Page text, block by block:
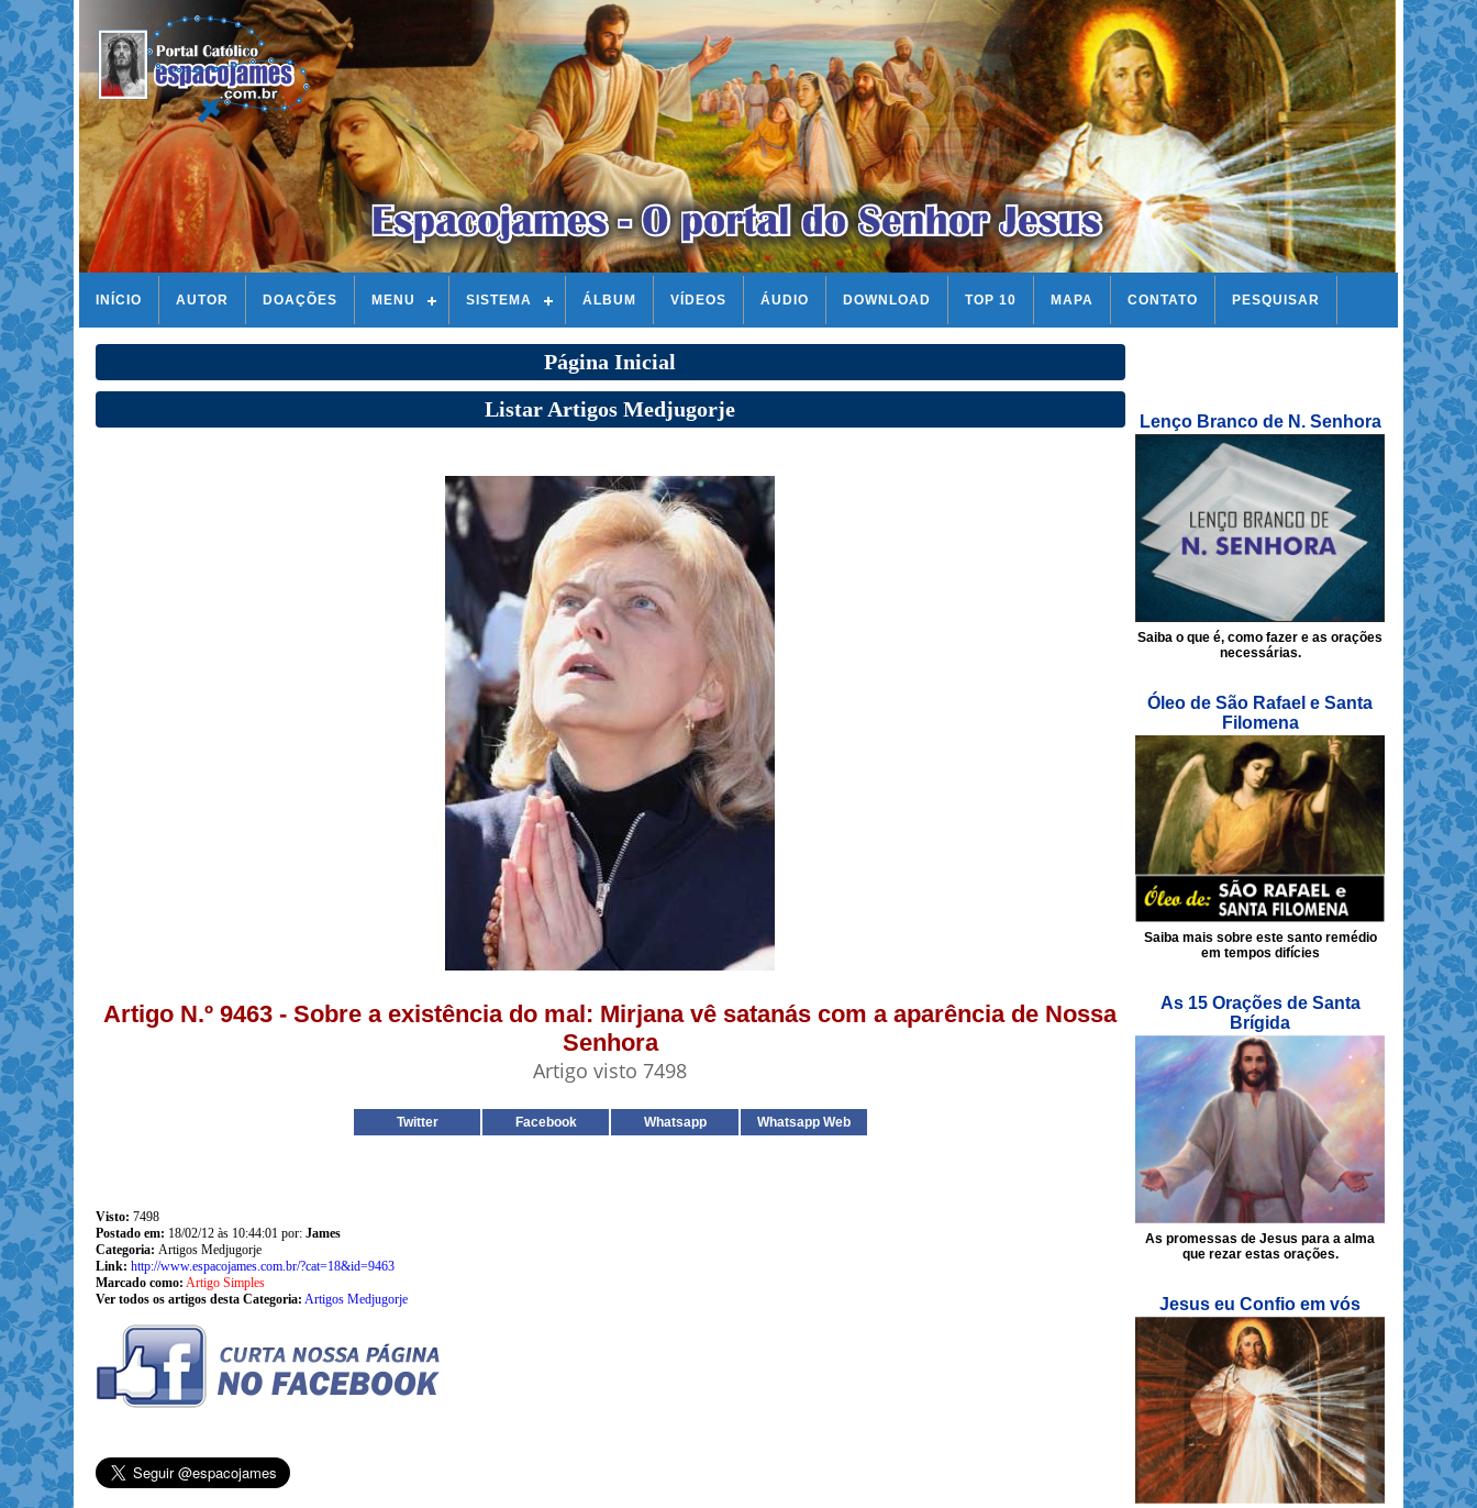
INÍCIO AUTOR DOAÇÕES MENU SISTEMA ÁLBUM VÍDEOS ÁUDIO DOWNLOAD TOP 10 MAPA CONTATO PESQUISAR
Página Inicial
Listar Artigos Medjugorje
Artigo N.º 9463 - Sobre a existência do mal: Mirjana vê satanás com a aparência de Nossa
Senhora
Artigo visto 7498
Twitter Facebook Whatsapp Whatsapp Web
Visto: 7498
Postado em: 18/02/12 às 10:44:01 por: James
Categoria: Artigos Medjugorje
Link: http://www.espacojames.com.br/?cat=18&id=9463
Marcado como: Artigo Simples
Ver todos os artigos desta Categoria: Artigos Medjugorje
Lenço Branco de N. Senhora
Saiba o que é, como fazer e as orações
necessárias.
Óleo de São Rafael e Santa
Filomena
Saiba mais sobre este santo remédio
em tempos difícies
As 15 Orações de Santa
Brígida
As promessas de Jesus para a alma
que rezar estas orações.
Jesus eu Confio em vós